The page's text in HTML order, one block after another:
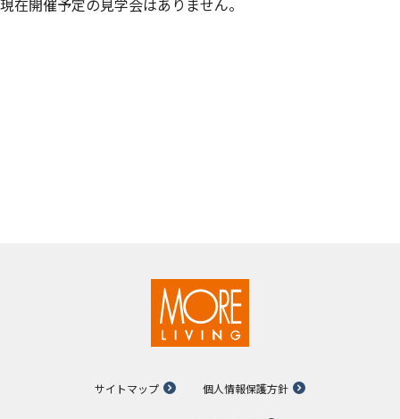
サイトマップ 個人情報保護方針